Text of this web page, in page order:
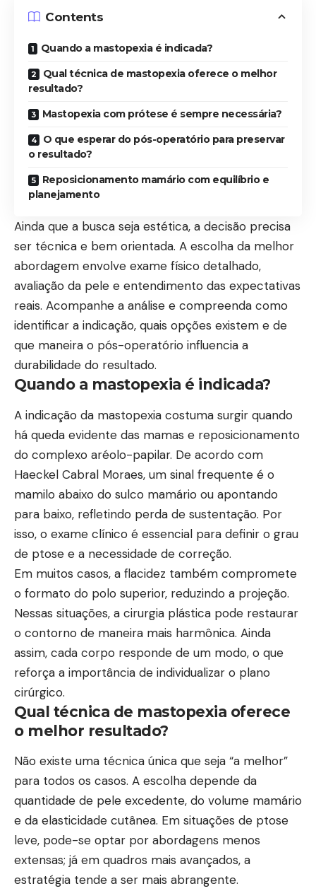
Contents
Quando a mastopexia é indicada?
Qual técnica de mastopexia oferece o melhor
resultado?
Mastopexia com prótese é sempre necessária?
O que esperar do pós-operatório para preservar
o resultado?
Reposicionamento mamário com equilíbrio e
planejamento
Ainda que a busca seja estética, a decisão precisa
ser técnica e bem orientada. A escolha da melhor
abordagem envolve exame físico detalhado,
avaliação da pele e entendimento das expectativas
reais. Acompanhe a análise e compreenda como
identificar a indicação, quais opções existem e de
que maneira o pós-operatório influencia a
durabilidade do resultado.
Quando a mastopexia é indicada?
A indicação da mastopexia costuma surgir quando
há queda evidente das mamas e reposicionamento
do complexo aréolo-papilar. De acordo com
Haeckel Cabral Moraes, um sinal frequente é o
mamilo abaixo do sulco mamário ou apontando
para baixo, refletindo perda de sustentação. Por
isso, o exame clínico é essencial para definir o grau
de ptose e a necessidade de correção.
Em muitos casos, a flacidez também compromete
o formato do polo superior, reduzindo a projeção.
Nessas situações, a cirurgia plástica pode restaurar
o contorno de maneira mais harmônica. Ainda
assim, cada corpo responde de um modo, o que
reforça a importância de individualizar o plano
cirúrgico.
Qual técnica de mastopexia oferece
o melhor resultado?
Não existe uma técnica única que seja “a melhor”
para todos os casos. A escolha depende da
quantidade de pele excedente, do volume mamário
e da elasticidade cutânea. Em situações de ptose
leve, pode-se optar por abordagens menos
extensas; já em quadros mais avançados, a
estratégia tende a ser mais abrangente.